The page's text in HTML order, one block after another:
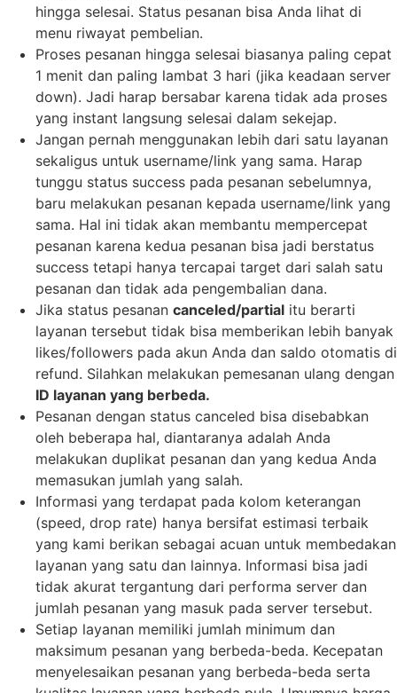
hingga selesai. Status pesanan bisa Anda lihat di
menu riwayat pembelian.
Proses pesanan hingga selesai biasanya paling cepat
1 menit dan paling lambat 3 hari (jika keadaan server
down). Jadi harap bersabar karena tidak ada proses
yang instant langsung selesai dalam sekejap.
Jangan pernah menggunakan lebih dari satu layanan
sekaligus untuk username/link yang sama. Harap
tunggu status success pada pesanan sebelumnya,
baru melakukan pesanan kepada username/link yang
sama. Hal ini tidak akan membantu mempercepat
pesanan karena kedua pesanan bisa jadi berstatus
success tetapi hanya tercapai target dari salah satu
pesanan dan tidak ada pengembalian dana.
Jika status pesanan canceled/partial itu berarti
layanan tersebut tidak bisa memberikan lebih banyak
likes/followers pada akun Anda dan saldo otomatis di
refund. Silahkan melakukan pemesanan ulang dengan
ID layanan yang berbeda.
Pesanan dengan status canceled bisa disebabkan
oleh beberapa hal, diantaranya adalah Anda
melakukan duplikat pesanan dan yang kedua Anda
memasukan jumlah yang salah.
Informasi yang terdapat pada kolom keterangan
(speed, drop rate) hanya bersifat estimasi terbaik
yang kami berikan sebagai acuan untuk membedakan
layanan yang satu dan lainnya. Informasi bisa jadi
tidak akurat tergantung dari performa server dan
jumlah pesanan yang masuk pada server tersebut.
Setiap layanan memiliki jumlah minimum dan
maksimum pesanan yang berbeda-beda. Kecepatan
menyelesaikan pesanan yang berbeda-beda serta